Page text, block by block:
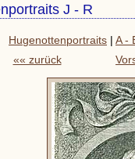
J - R
Hugenottenportraits
A -
«« zurück